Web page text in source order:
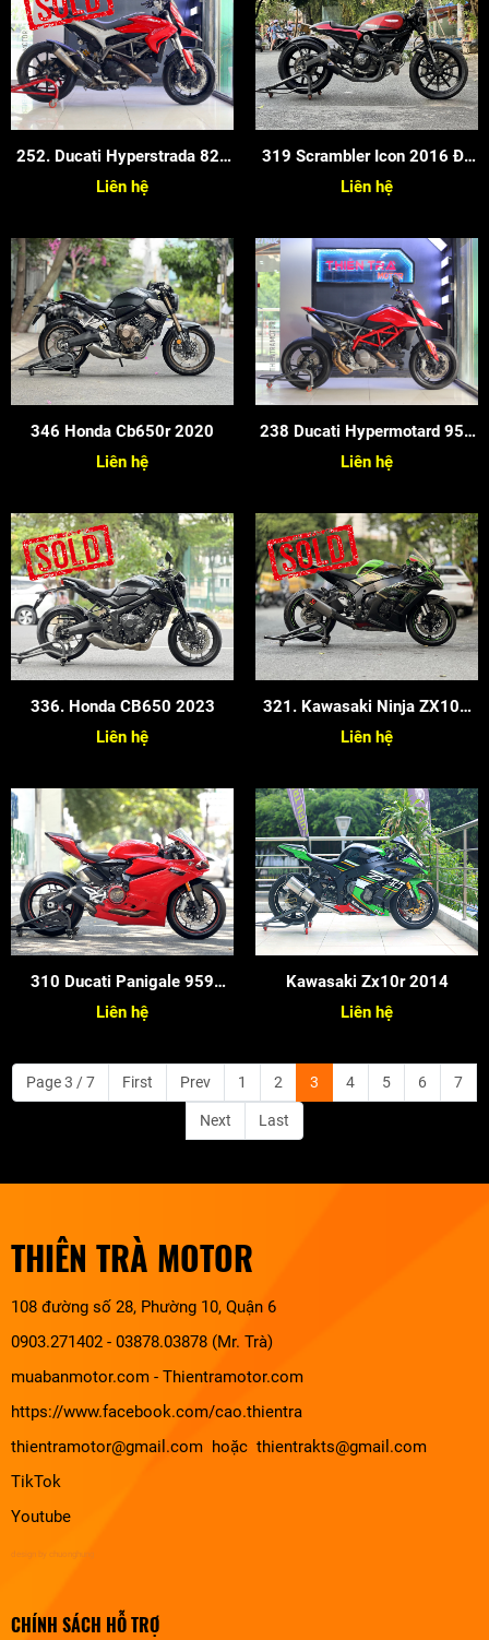
252. Ducati Hyperstrada 821
2015
Liên hệ
319 Scrambler Icon 2016 Độ
Full Cafe Racer
Liên hệ
346 Honda Cb650r 2020
Liên hệ
238 Ducati Hypermotard 950
2020
Liên hệ
336. Honda CB650 2023
Liên hệ
321. Kawasaki Ninja ZX10R
2020
Liên hệ
310 Ducati Panigale 959
2017
Liên hệ
Kawasaki Zx10r 2014
Liên hệ
Page 3 / 7 First Prev 1 2 3 4 5 6 7
Next Last
THIÊN TRÀ MOTOR
108 đường số 28, Phường 10, Quận 6
0903.271402 - 03878.03878 (Mr. Trà)
muabanmotor.com - Thientramotor.com
https://www.facebook.com/cao.thientra
thientramotor@gmail.com hoặc thientrakts@gmail.com
TikTok
Youtube
design by chuonghung
CHÍNH SÁCH HỖ TRỢ